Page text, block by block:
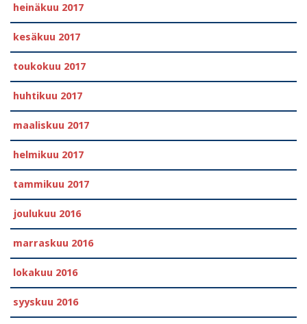
heinäkuu 2017
kesäkuu 2017
toukokuu 2017
huhtikuu 2017
maaliskuu 2017
helmikuu 2017
tammikuu 2017
joulukuu 2016
marraskuu 2016
lokakuu 2016
syyskuu 2016